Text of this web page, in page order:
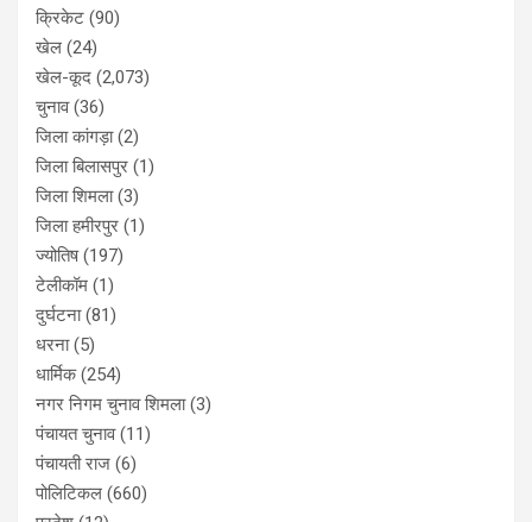
क्रिकेट (90)
खेल (24)
खेल-कूद (2,073)
चुनाव(36)
जिला कांगड़ा(2)
जिला बिलासपुर (1)
जिला शिमला(3)
जिला हमीरपुर (1)
ज्योतिष(197)
टेलीकॉम (1)
दुर्घटना(81)
धरना(5)
धार्मिक(254)
नगर निगम चुनाव शिमला(3)
पंचायत चुनाव(11)
पंचायती राज (6)
पोलिटिकल (660)